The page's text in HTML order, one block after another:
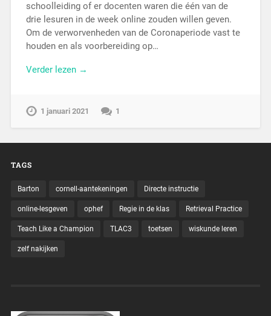
schoolleiding of er docenten waren die één van de
drie lesuren in de week online zouden willen geven.
Om de verworvenheden van de Coronaperiode vast te
houden en als voorbereiding op…
Verder lezen →
1 januari 2021 1
TAGS
Barton cornell-aantekeningen Directe instructie
online-lesgeven ophef Regie in de klas Retrieval Practice
Teach Like a Champion TLAC3 toetsen wiskunde leren
zelf nakijken